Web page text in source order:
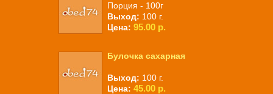
Порция - 100г
Выход: 100 г.
Цена: 95.00 р.
Булочка сахарная
Выход: 100 г.
Цена: 45.00 р.